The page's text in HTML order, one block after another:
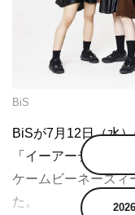
BiS
BiSが7月12日（水
「イーアーティエ
ケームビーネーズィ
た。